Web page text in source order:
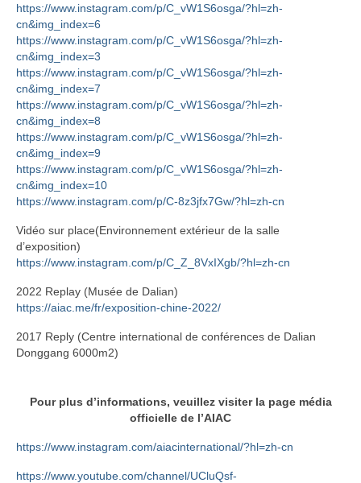
https://www.instagram.com/p/C_vW1S6osga/?hl=zh-
cn&img_index=6
https://www.instagram.com/p/C_vW1S6osga/?hl=zh-
cn&img_index=3
https://www.instagram.com/p/C_vW1S6osga/?hl=zh-
cn&img_index=7
https://www.instagram.com/p/C_vW1S6osga/?hl=zh-
cn&img_index=8
https://www.instagram.com/p/C_vW1S6osga/?hl=zh-
cn&img_index=9
https://www.instagram.com/p/C_vW1S6osga/?hl=zh-
cn&img_index=10
https://www.instagram.com/p/C-8z3jfx7Gw/?hl=zh-cn
Vidéo sur place(Environnement extérieur de la salle
d’exposition)
https://www.instagram.com/p/C_Z_8VxIXgb/?hl=zh-cn
2022 Replay (Musée de Dalian)
https://aiac.me/fr/exposition-chine-2022/
2017 Reply (Centre international de conférences de Dalian
Donggang 6000m2)
Pour plus d’informations, veuillez visiter la page média
officielle de l’AIAC
https://www.instagram.com/aiacinternational/?hl=zh-cn
https://www.youtube.com/channel/UCluQsf-